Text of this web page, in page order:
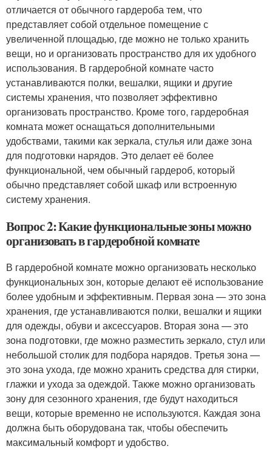
отличается от обычного гардероба тем, что
представляет собой отдельное помещение с
увеличенной площадью, где можно не только хранить
вещи, но и организовать пространство для их удобного
использования. В гардеробной комнате часто
устанавливаются полки, вешалки, ящики и другие
системы хранения, что позволяет эффективно
организовать пространство. Кроме того, гардеробная
комната может оснащаться дополнительными
удобствами, такими как зеркала, стулья или даже зона
для подготовки нарядов. Это делает её более
функциональной, чем обычный гардероб, который
обычно представляет собой шкаф или встроенную
систему хранения.
Вопрос 2: Какие функциональные зоны можно
организовать в гардеробной комнате
В гардеробной комнате можно организовать несколько
функциональных зон, которые делают её использование
более удобным и эффективным. Первая зона — это зона
хранения, где устанавливаются полки, вешалки и ящики
для одежды, обуви и аксессуаров. Вторая зона — это
зона подготовки, где можно разместить зеркало, стул или
небольшой столик для подбора нарядов. Третья зона —
это зона ухода, где можно хранить средства для стирки,
глажки и ухода за одеждой. Также можно организовать
зону для сезонного хранения, где будут находиться
вещи, которые временно не используются. Каждая зона
должна быть оборудована так, чтобы обеспечить
максимальный комфорт и удобство.